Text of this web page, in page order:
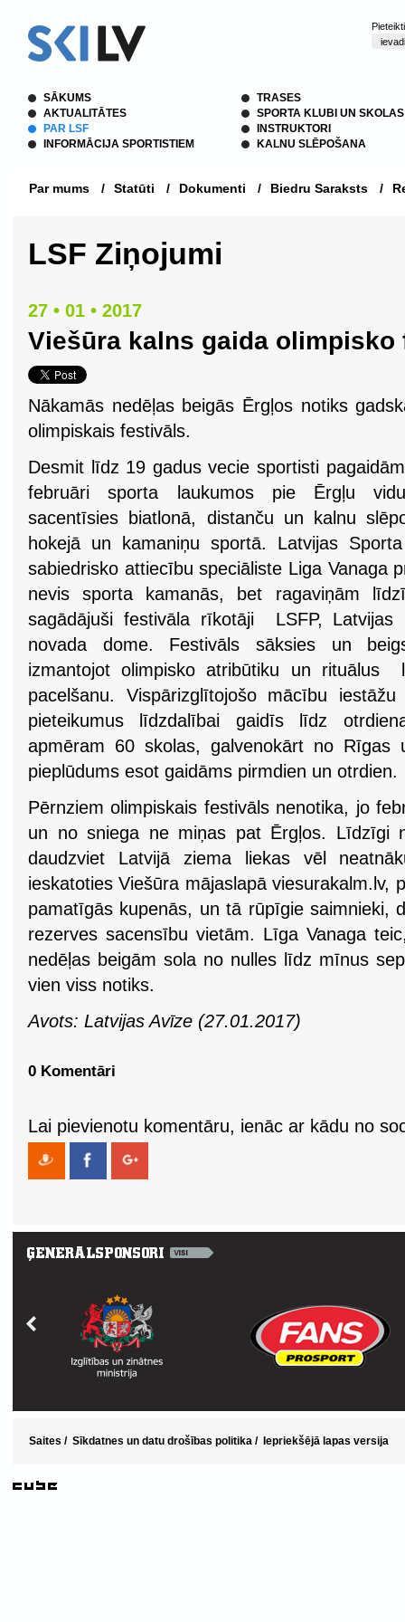
SĀKUMS
AKTUALITĀTES
PAR LSF
INFORMĀCIJA SPORTISTIEM
TRASES
SPORTA KLUBI UN SKOLAS
INSTRUKTORI
KALNU SLĒPOŠANA
Par mums / Statūti / Dokumenti / Biedru Saraksts /
LSF Ziņojumi
27 • 01 • 2017
Viešūra kalns gaida olimpisko
Nākamās nedēļas beigās Ērgļos notiks
olimpiskais festivāls.
Desmit līdz 19 gadus vecie sportisti
februāri sporta laukumos pie Ērgļu
sacentīsies biatlonā, distanču un kalnu
hokejā un kamaniņu sportā. Latvijas
sabiedrisko attiecību speciāliste Liga Vanaga
nevis sporta kamanās, bet ragaviņām
sagādājuši festivāla rīkotāji  LSFP,
novada dome. Festivāls sāksies un
izmantojot olimpisko atribūtiku un rituālus
pacelšanu. Vispārizglītojošo mācību
pieteikumus līdzdalībai gaidīs līdz
apmēram 60 skolas, galvenokārt no Rīgas
pieplūdums esot gaidāms pirmdien un otrdien.
Pērnziem olimpiskais festivāls nenotika, jo
un no sniega ne miņas pat Ērgļos. Līdzīgi
daudzviet Latvijā ziema liekas vēl
ieskatoties Viešūra mājaslapā viesurakalm.lv,
pamatīgās kupenās, un tā rūpīgie saimnieki,
rezerves sacensību vietām. Līga Vanaga
nedēļas beigām sola no nulles līdz mīnus
vien viss notiks.
Avots: Latvijas Avīze (27.01.2017)
0 Komentāri
Lai pievienotu komentāru, ienāc ar kādu no
Saites / Sīkdatnes un datu drošības politika / Iepriekšējā lapas versija